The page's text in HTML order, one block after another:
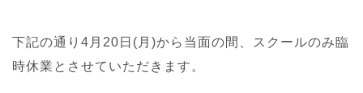
下記の通り4月20日(月)から当面の間、スクールのみ臨
時休業とさせていただきます。